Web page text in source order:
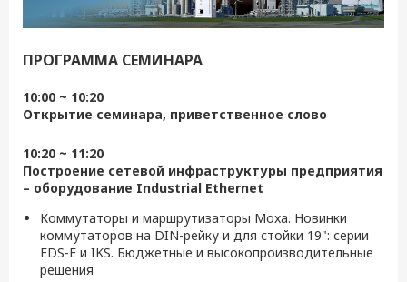
ПРОГРАММА СЕМИНАРА
10:00 ~ 10:20
Открытие семинара, приветственное слово
10:20 ~ 11:20
Построение сетевой инфраструктуры предприятия
– оборудование Industrial Ethernet
Коммутаторы и маршрутизаторы Moxa. Новинки
коммутаторов на DIN-рейку и для стойки 19": серии
EDS-E и IKS. Бюджетные и высокопроизводительные
решения